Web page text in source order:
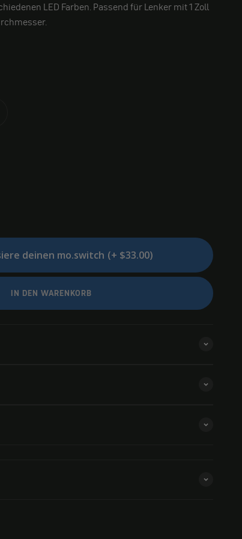
LED Farben. Passend für Lenker mit 1 Zoll
deinen mo.switch (+ $33.00)
IN DEN WARENKORB